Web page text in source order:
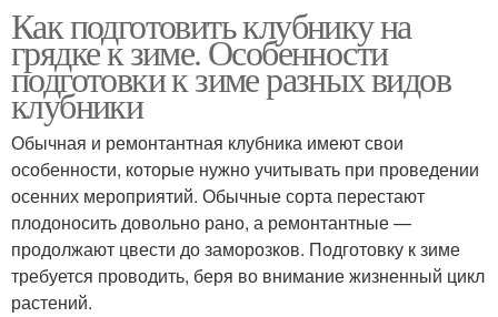
Как подготовить клубнику на
грядке к зиме. Особенности
подготовки к зиме разных видов
клубники
Обычная и ремонтантная клубника имеют свои
особенности, которые нужно учитывать при проведении
осенних мероприятий. Обычные сорта перестают
плодоносить довольно рано, а ремонтантные —
продолжают цвести до заморозков. Подготовку к зиме
требуется проводить, беря во внимание жизненный цикл
растений.